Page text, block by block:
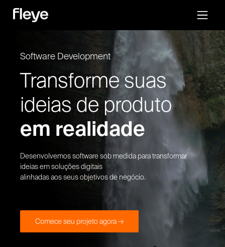
Software Development
Transforme suas
ideias de produto
em realidade
Desenvolvemos software sob medida para transformar
ideias em soluções digitais
alinhadas aos seus objetivos de negócio.
Comece seu projeto agora →